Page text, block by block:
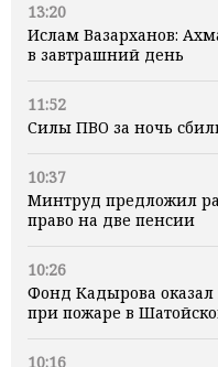
13:20
Ислам Вазарханов:
в завтрашний день
11:52
Силы ПВО за ночь
10:37
Минтруд предложил
право на две пенсии
10:26
Фонд Кадырова
при пожаре в
10:16